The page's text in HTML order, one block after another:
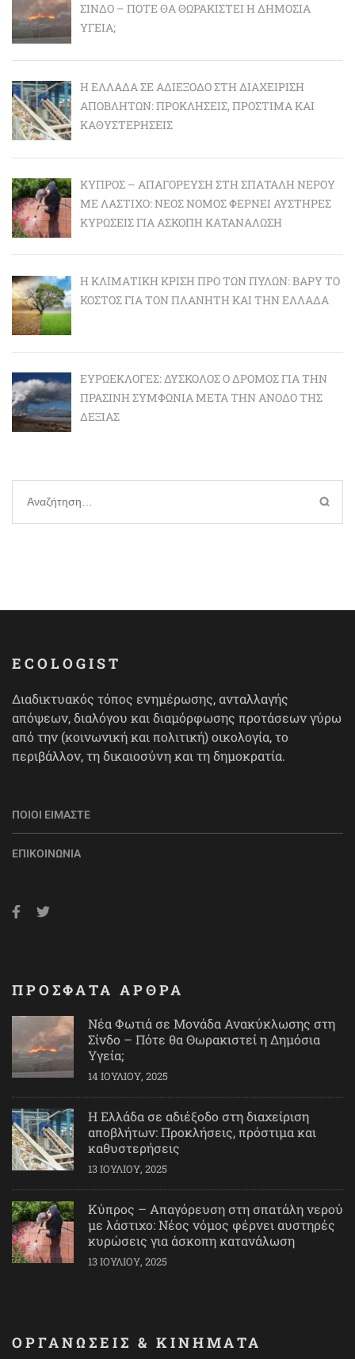
ΣΊΝΔΟ – ΠΌΤΕ ΘΑ ΘΩΡΑΚΙΣΤΕΊ Η ΔΗΜΌΣΙΑ
ΥΓΕΊΑ;
Η ΕΛΛΆΔΑ ΣΕ ΑΔΙΈΞΟΔΟ ΣΤΗ ΔΙΑΧΕΊΡΙΣΗ
ΑΠΟΒΛΉΤΩΝ: ΠΡΟΚΛΉΣΕΙΣ, ΠΡΌΣΤΙΜΑ ΚΑΙ
ΚΑΘΥΣΤΕΡΉΣΕΙΣ
ΚΎΠΡΟΣ – ΑΠΑΓΌΡΕΥΣΗ ΣΤΗ ΣΠΑΤΆΛΗ ΝΕΡΟΎ
ΜΕ ΛΆΣΤΙΧΟ: ΝΈΟΣ ΝΌΜΟΣ ΦΈΡΝΕΙ ΑΥΣΤΗΡΈΣ
ΚΥΡΏΣΕΙΣ ΓΙΑ ΆΣΚΟΠΗ ΚΑΤΑΝΆΛΩΣΗ
Η ΚΛΙΜΑΤΙΚΉ ΚΡΊΣΗ ΠΡΟ ΤΩΝ ΠΥΛΏΝ: BΑΡΎ ΤΟ
ΚΌΣΤΟΣ ΓΙΑ ΤΟΝ ΠΛΑΝΉΤΗ ΚΑΙ ΤΗΝ ΕΛΛΆΔΑ
ΕΥΡΩΕΚΛΟΓΈΣ: ΔΎΣΚΟΛΟΣ Ο ΔΡΌΜΟΣ ΓΙΑ ΤΗΝ
ΠΡΆΣΙΝΗ ΣΥΜΦΩΝΊΑ ΜΕΤΆ ΤΗΝ ΆΝΟΔΟ ΤΗΣ
ΔΕΞΙΆΣ
Αναζήτηση
για:
ECOLOGIST
Διαδικτυακός τόπος ενημέρωσης, ανταλλαγής
απόψεων, διαλόγου και διαμόρφωσης προτάσεων γύρω
από την (κοινωνική και πολιτική) οικολογία, το
περιβάλλον, τη δικαιοσύνη και τη δημοκρατία.
ΠΟΙΟΙ ΕΊΜΑΣΤΕ
ΕΠΙΚΟΙΝΩΝΊΑ
ΠΡΟΣΦΑΤΑ ΑΡΘΡΑ
Νέα Φωτιά σε Μονάδα Ανακύκλωσης στη
Σίνδο – Πότε θα Θωρακιστεί η Δημόσια
Υγεία;
14 ΙΟΥΛΊΟΥ, 2025
Η Ελλάδα σε αδιέξοδο στη διαχείριση
αποβλήτων: Προκλήσεις, πρόστιμα και
καθυστερήσεις
13 ΙΟΥΛΊΟΥ, 2025
Κύπρος – Απαγόρευση στη σπατάλη νερού
με λάστιχο: Νέος νόμος φέρνει αυστηρές
κυρώσεις για άσκοπη κατανάλωση
13 ΙΟΥΛΊΟΥ, 2025
ΟΡΓΑΝΩΣΕΙΣ & ΚΙΝΗΜΑΤΑ